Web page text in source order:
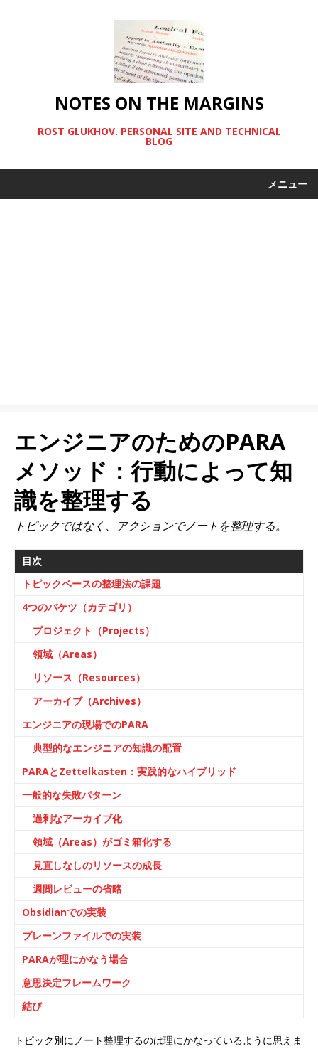
NOTES ON THE MARGINS
ROST GLUKHOV. PERSONAL SITE AND TECHNICAL
BLOG
メニュー
エンジニアのためのPARA
メソッド：行動によって知
識を整理する
トピックではなく、アクションでノートを整理する。
目次
トピックベースの整理法の課題
4つのバケツ（カテゴリ）
プロジェクト（Projects）
領域（Areas）
リソース（Resources）
アーカイブ（Archives）
エンジニアの現場でのPARA
典型的なエンジニアの知識の配置
PARAとZettelkasten：実践的なハイブリッド
一般的な失敗パターン
過剰なアーカイブ化
領域（Areas）がゴミ箱化する
見直しなしのリソースの成長
週間レビューの省略
Obsidianでの実装
プレーンファイルでの実装
PARAが理にかなう場合
意思決定フレームワーク
結び
トピック別にノート整理するのは理にかなっているように思えま